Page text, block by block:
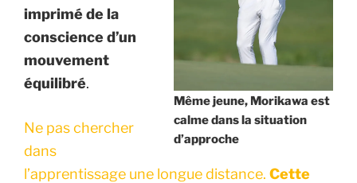
Même jeune, Morikawa est
calme dans la situation
d’approche
imprimé de la
conscience d’un
mouvement
équilibré.
Ne pas chercher
dans
l’apprentissage une longue distance. Cette